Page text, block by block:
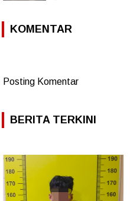
KOMENTAR
Posting Komentar
BERITA TERKINI